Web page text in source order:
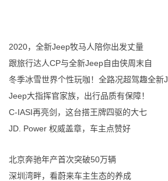
2020，全新Jeep牧马人陪你出发丈量
跟旅行达人CP与全新Jeep自由侠周末自
冬季冰雪世界个性玩咖！全路况超驾趣全新J
Jeep大指挥官家族，出行品质有保障！
C-IASI再亮剑，这台搭王牌四驱的大七
JD. Power 权威盖章，车主点赞好
北京奔驰年产首次突破50万辆
深圳湾畔，看蔚来车主生态的养成